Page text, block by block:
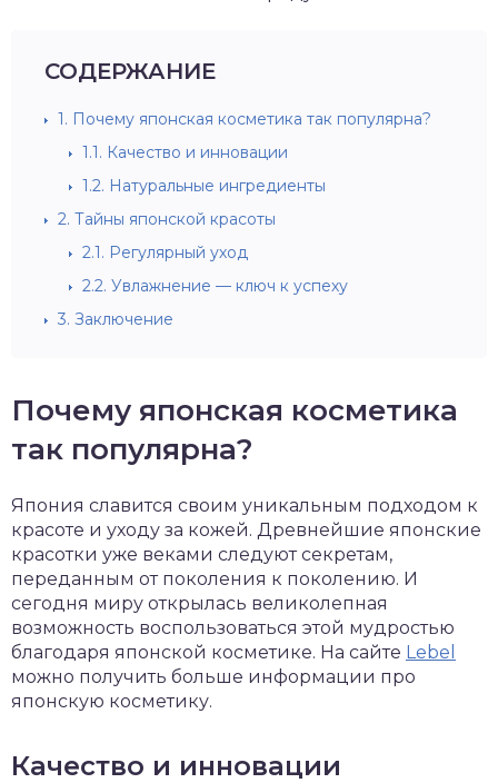
СОДЕРЖАНИЕ
1. Почему японская косметика так популярна?
1.1. Качество и инновации
1.2. Натуральные ингредиенты
2. Тайны японской красоты
2.1. Регулярный уход
2.2. Увлажнение — ключ к успеху
3. Заключение
Почему японская косметика
так популярна?
Япония славится своим уникальным подходом к
красоте и уходу за кожей. Древнейшие японские
красотки уже веками следуют секретам,
переданным от поколения к поколению. И
сегодня миру открылась великолепная
возможность воспользоваться этой мудростью
благодаря японской косметике. На сайте Lebel
можно получить больше информации про
японскую косметику.
Качество и инновации